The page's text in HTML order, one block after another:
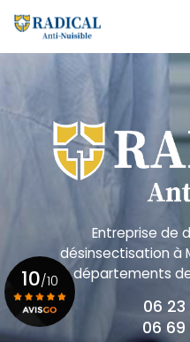
au
contenu
principal
Entreprise de
désinsectisationà
départements
06 23
06 69
10/10
Voir le certificat